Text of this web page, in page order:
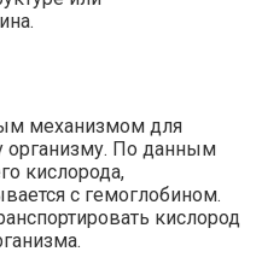
механизмом для
организму. По данным
кислорода,
с гемоглобином.
кислород